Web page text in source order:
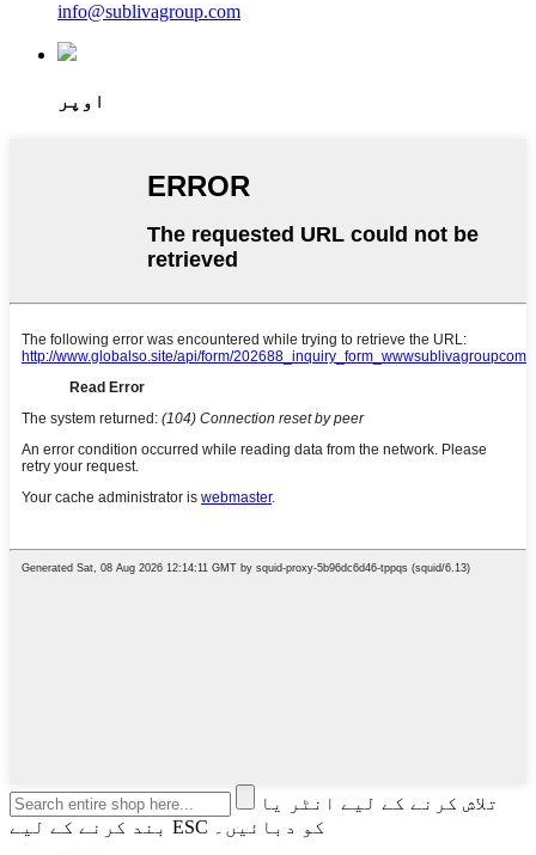
info@sublivagroup.com
اوپر
تلاش کرنے کے لیے انٹر یا
بند کرنے کے لیے ESC کو دبائیں۔